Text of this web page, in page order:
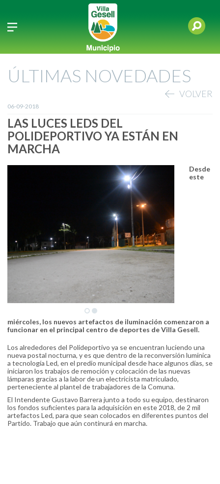
ÚLTIMAS NOVEDADES
VOLVER
06-09-2018
LAS LUCES LEDS DEL
POLIDEPORTIVO YA ESTÁN EN
MARCHA
Desde
este
miércoles, los nuevos artefactos de iluminación comenzaron a
funcionar en el principal centro de deportes de Villa Gesell.
Los alrededores del Polideportivo ya se encuentran luciendo una
nueva postal nocturna, y es que dentro de la reconversión lumínica
a tecnología Led, en el predio municipal desde hace algunos días, se
iniciaron los trabajos de remoción y colocación de las nuevas
lámparas gracias a la labor de un electricista matriculado,
perteneciente al plantel de trabajadores de la Comuna.
El Intendente Gustavo Barrera junto a todo su equipo, destinaron
los fondos suficientes para la adquisición en este 2018, de 2 mil
artefactos Led, para que sean colocados en diferentes puntos del
Partido. Trabajo que aún continurá en marcha.